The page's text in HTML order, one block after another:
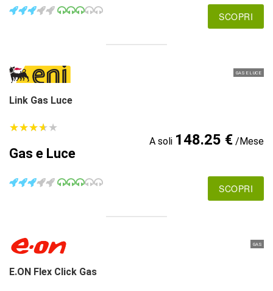
SCOPRI
GAS E LUCE
Link Gas Luce
★★★★★
★★★★★
Gas e Luce
A soli 148.25 €/Mese
SCOPRI
GAS
E.ON Flex Click Gas